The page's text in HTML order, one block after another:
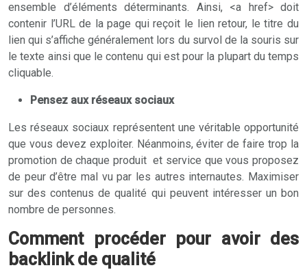
ensemble d’éléments déterminants. Ainsi, <a href> doit
contenir l’URL de la page qui reçoit le lien retour, le titre du
lien qui s’affiche généralement lors du survol de la souris sur
le texte ainsi que le contenu qui est pour la plupart du temps
cliquable.
Pensez aux réseaux sociaux
Les réseaux sociaux représentent une véritable opportunité
que vous devez exploiter. Néanmoins, éviter de faire trop la
promotion de chaque produit et service que vous proposez
de peur d’être mal vu par les autres internautes. Maximiser
sur des contenus de qualité qui peuvent intéresser un bon
nombre de personnes.
Comment procéder pour avoir des
backlink de qualité